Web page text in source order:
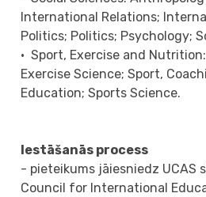
International Relations;
Politics; Politics; Psychology;
• Sport, Exercise and
Exercise Science; Sport,
Education; Sports Science.
Iestāšanās process
- pieteikums jāiesniedz UCAS
Council for International